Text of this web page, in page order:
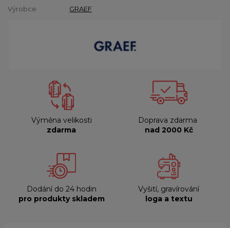
Výrobce
GRAEF
Výměna velikosti
zdarma
Doprava zdarma
nad 2000 Kč
Dodání do 24 hodin
pro produkty skladem
Vyšití, gravírování
loga a textu